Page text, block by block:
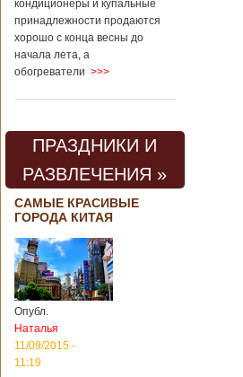
кондиционеры и купальные
принадлежности продаются
хорошо с конца весны до
начала лета, а
обогреватели >>>
ПРАЗДНИКИ И
РАЗВЛЕЧЕНИЯ »
САМЫЕ КРАСИВЫЕ
ГОРОДА КИТАЯ
Опубл.
Наталья
11/09/2015 -
11:19